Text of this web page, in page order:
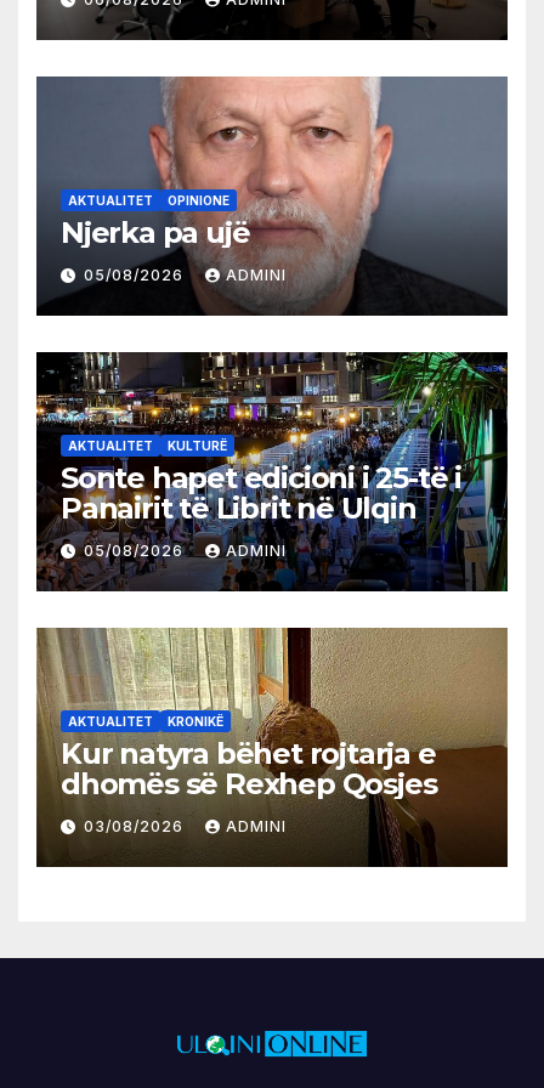
AKTUALITET OPINIONE
Njerka pa ujë
05/08/2026 ADMINI
AKTUALITET KULTURË
Sonte hapet edicioni i 25-të i
Panairit të Librit në Ulqin
05/08/2026 ADMINI
AKTUALITET KRONIKË
Kur natyra bëhet rojtarja e
dhomës së Rexhep Qosjes
03/08/2026 ADMINI